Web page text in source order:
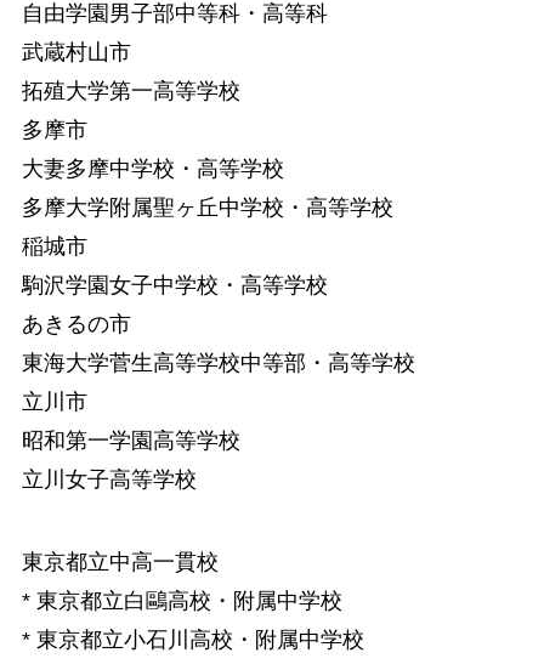
自由学園男子部中等科・高等科
武蔵村山市
拓殖大学第一高等学校
多摩市
大妻多摩中学校・高等学校
多摩大学附属聖ヶ丘中学校・高等学校
稲城市
駒沢学園女子中学校・高等学校
あきるの市
東海大学菅生高等学校中等部・高等学校
立川市
昭和第一学園高等学校
立川女子高等学校
東京都立中高一貫校
* 東京都立白鷗高校・附属中学校
* 東京都立小石川高校・附属中学校